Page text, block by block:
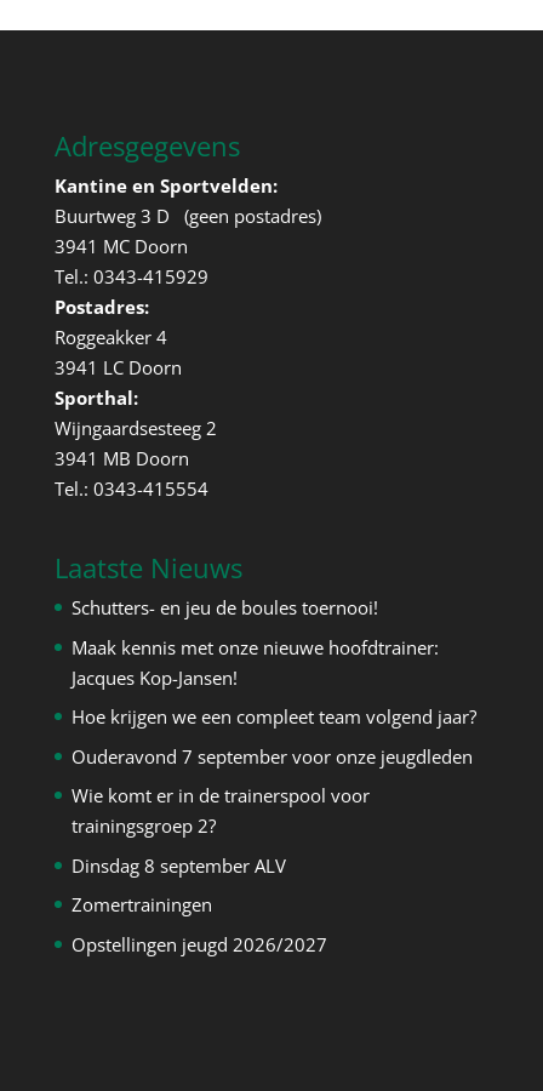
Adresgegevens
Kantine en Sportvelden:
Buurtweg 3 D (geen postadres)
3941 MC Doorn
Tel.: 0343-415929
Postadres:
Roggeakker 4
3941 LC Doorn
Sporthal:
Wijngaardsesteeg 2
3941 MB Doorn
Tel.: 0343-415554
Laatste Nieuws
Schutters- en jeu de boules toernooi!
Maak kennis met onze nieuwe hoofdtrainer:
Jacques Kop-Jansen!
Hoe krijgen we een compleet team volgend jaar?
Ouderavond 7 september voor onze jeugdleden
Wie komt er in de trainerspool voor
trainingsgroep 2?
Dinsdag 8 september ALV
Zomertrainingen
Opstellingen jeugd 2026/2027